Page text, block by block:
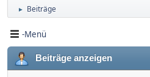
► Beiträge
-Menü
Beiträge anzeigen